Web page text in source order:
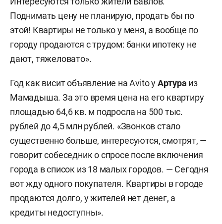
Поднимать цену не планирую, продать бы по
этой! Квартиры не только у меня, а вообще по
городу продаются с трудом: банки ипотеку не
дают, тяжеловато».
Год как висит объявление на Avito уАртура из
Мамадыша. За это время цена на его квартиру
площадью 64,6 кв. м подросла на 500 тыс.
рублей до 4,5 млн рублей. «Звонков стало
существенно больше, интересуются, смотрят, —
говорит собеседник о спросе после включения
города в список из 18 малых городов. — Сегодня
вот жду одного покупателя. Квартиры в городе
продаются долго, у жителей нет денег, а
кредиты недоступны».